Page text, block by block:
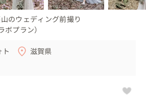
のウェディング前撮り
プラン）
ト
滋賀県